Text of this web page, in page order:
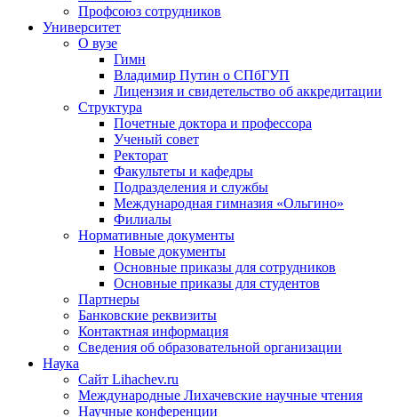
Профсоюз сотрудников
Университет
О вузе
Гимн
Владимир Путин о СПбГУП
Лицензия и свидетельство об аккредитации
Структура
Почетные доктора и профессора
Ученый совет
Ректорат
Факультеты и кафедры
Подразделения и службы
Международная гимназия «Ольгино»
Филиалы
Нормативные документы
Новые документы
Основные приказы для сотрудников
Основные приказы для студентов
Партнеры
Банковские реквизиты
Контактная информация
Сведения об образовательной организации
Наука
Сайт Lihachev.ru
Международные Лихачевские научные чтения
Научные конференции